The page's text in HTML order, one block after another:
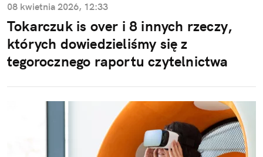
08 kwietnia 2026, 12:33
Tokarczuk is over i 8 innych rzeczy,
których dowiedzieliśmy się z
tegorocznego raportu czytelnictwa